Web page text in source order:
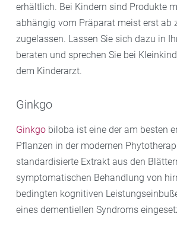
erhältlich. Bei Kindern sind Produkte
abhängig vom Präparat meist erst ab
zugelassen. Lassen Sie sich dazu in
beraten und sprechen Sie bei
dem Kinderarzt.
Ginkgo
Ginkgo biloba ist eine der am besten
Pflanzen in der modernen
standardisierte Extrakt aus den
symptomatischen Behandlung von
bedingten kognitiven
eines dementiellen Syndroms